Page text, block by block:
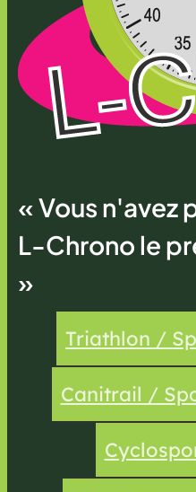
« Vous n'avez
L-Chrono le
»
Triathlon /
Canitrail /